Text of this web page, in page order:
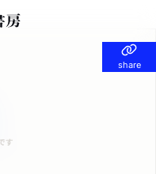
share
share